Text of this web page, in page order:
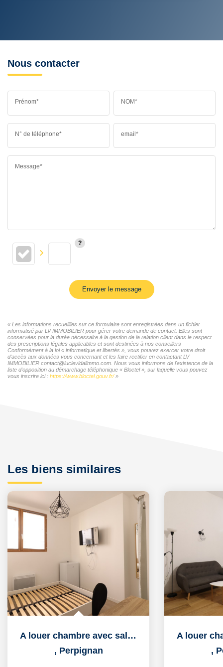
Nous contacter
Prénom* NOM*
N° de téléphone* email*
Message*
Envoyer le message
« Les informations recueillies sur ce formulaire sont enregistrées dans un fichier
informatisé par LV IMMOBILIER pour gérer votre demande de contact. Elles sont
conservées pour la durée nécessaire à la gestion de la relation client dans le respect
des prescriptions légales applicables et sont destinées à nos conseillers
Conformément à la loi « informatique et libertés », vous pouvez exercer votre droit
d'accès aux données vous concernant et les faire rectifier en contactant LV
IMMOBILIER contact@lucievidalimmo.com. Nous vous informons de l'existence de la
liste d'opposition au démarchage téléphonique « Bloctel », sur laquelle vous pouvez
vous inscrire ici : https://www.bloctel.gouv.fr/»
Les biens similaires
A louer chambre avec salle d'eau privative de 13m² dans...
, Perpignan ,